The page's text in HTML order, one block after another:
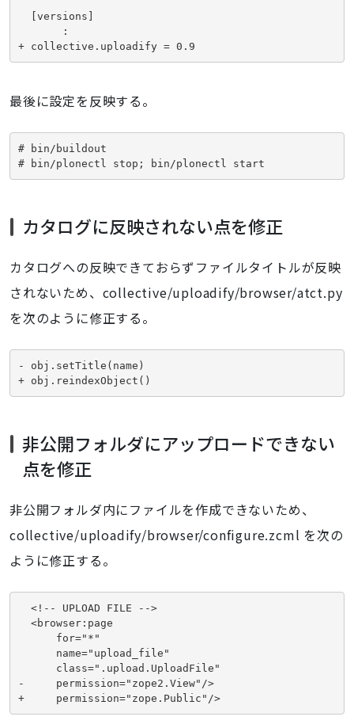
+ collective.uploadify = 0.9
最後に設定を反映する。
# bin/buildout
# bin/plonectl stop; bin/plonectl start
カタログに反映されない点を修正
カタログへの反映できておらずファイルタイトルが反映
されないため、collective/uploadify/browser/atct.py
を次のように修正する。
- obj.setTitle(name)
+ obj.reindexObject()
非公開フォルダにアップロードできない
点を修正
非公開フォルダ内にファイルを作成できないため、
collective/uploadify/browser/configure.zcml を次の
ように修正する。
<!-- UPLOAD FILE -->
<browser:page
for="*"
name="upload_file"
class=".upload.UploadFile"
-     permission="zope2.View"/>
+     permission="zope.Public"/>